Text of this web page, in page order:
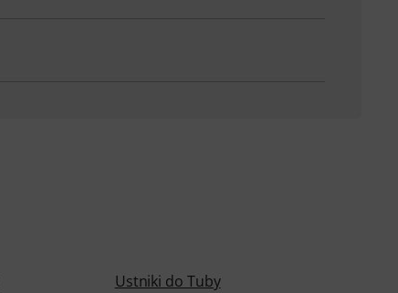
Ustniki do Tuby